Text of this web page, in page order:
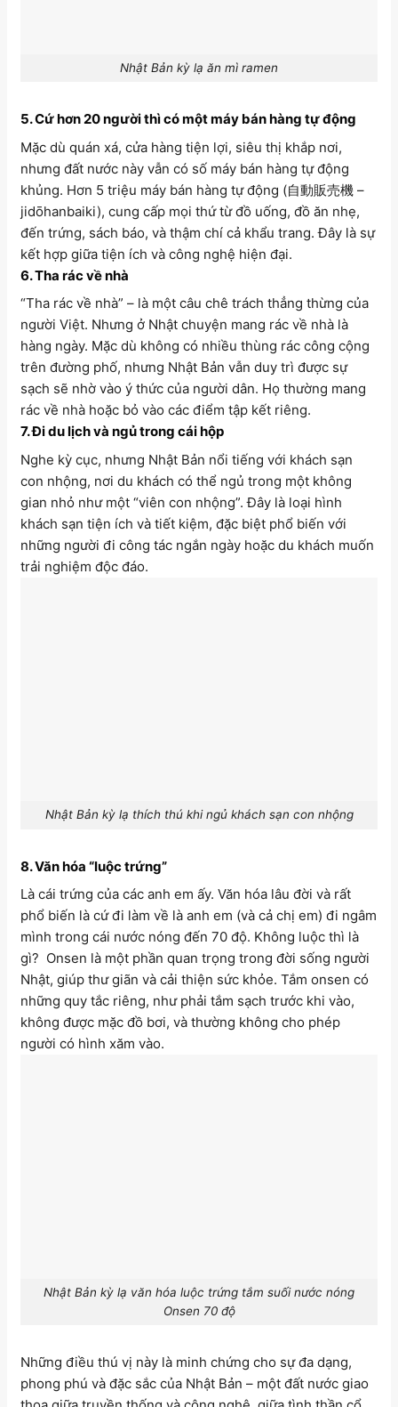
Nhật Bản kỳ lạ ăn mì ramen
5. Cứ hơn 20 người thì có một máy bán hàng tự động
Mặc dù quán xá, cửa hàng tiện lợi, siêu thị khắp nơi,
nhưng đất nước này vẫn có số máy bán hàng tự động
khủng. Hơn 5 triệu máy bán hàng tự động (自動販売機 –
jidōhanbaiki), cung cấp mọi thứ từ đồ uống, đồ ăn nhẹ,
đến trứng, sách báo, và thậm chí cả khẩu trang. Đây là sự
kết hợp giữa tiện ích và công nghệ hiện đại.
6. Tha rác về nhà
“Tha rác về nhà” – là một câu chê trách thẳng thừng của
người Việt. Nhưng ở Nhật chuyện mang rác về nhà là
hàng ngày. Mặc dù không có nhiều thùng rác công cộng
trên đường phố, nhưng Nhật Bản vẫn duy trì được sự
sạch sẽ nhờ vào ý thức của người dân. Họ thường mang
rác về nhà hoặc bỏ vào các điểm tập kết riêng.
7. Đi du lịch và ngủ trong cái hộp
Nghe kỳ cục, nhưng Nhật Bản nổi tiếng với khách sạn
con nhộng, nơi du khách có thể ngủ trong một không
gian nhỏ như một “viên con nhộng”. Đây là loại hình
khách sạn tiện ích và tiết kiệm, đặc biệt phổ biến với
những người đi công tác ngắn ngày hoặc du khách muốn
trải nghiệm độc đáo.
Nhật Bản kỳ lạ thích thú khi ngủ khách sạn con nhộng
8. Văn hóa “luộc trứng”
Là cái trứng của các anh em ấy. Văn hóa lâu đời và rất
phổ biến là cứ đi làm về là anh em (và cả chị em) đi ngâm
mình trong cái nước nóng đến 70 độ. Không luộc thì là
gì? Onsen là một phần quan trọng trong đời sống người
Nhật, giúp thư giãn và cải thiện sức khỏe. Tắm onsen có
những quy tắc riêng, như phải tắm sạch trước khi vào,
không được mặc đồ bơi, và thường không cho phép
người có hình xăm vào.
Nhật Bản kỳ lạ văn hóa luộc trứng tắm suối nước nóng
Onsen 70 độ
Những điều thú vị này là minh chứng cho sự đa dạng,
phong phú và đặc sắc của Nhật Bản – một đất nước giao